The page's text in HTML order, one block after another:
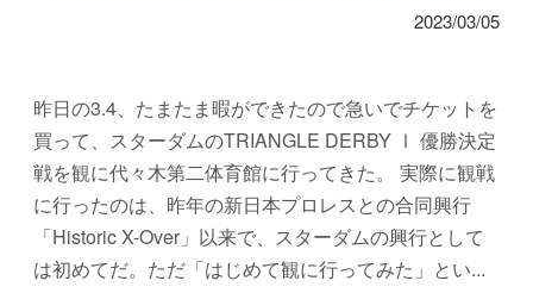
2023/03/05
昨日の3.4、たまたま暇ができたので急いでチケットを
買って、スターダムのTRIANGLE DERBY Ⅰ 優勝決定
戦を観に代々木第二体育館に行ってきた。 実際に観戦
に行ったのは、昨年の新日本プロレスとの合同興行
「Historic X-Over」以来で、スターダムの興行として
は初めてだ。ただ「はじめて観に行ってみた」とい...